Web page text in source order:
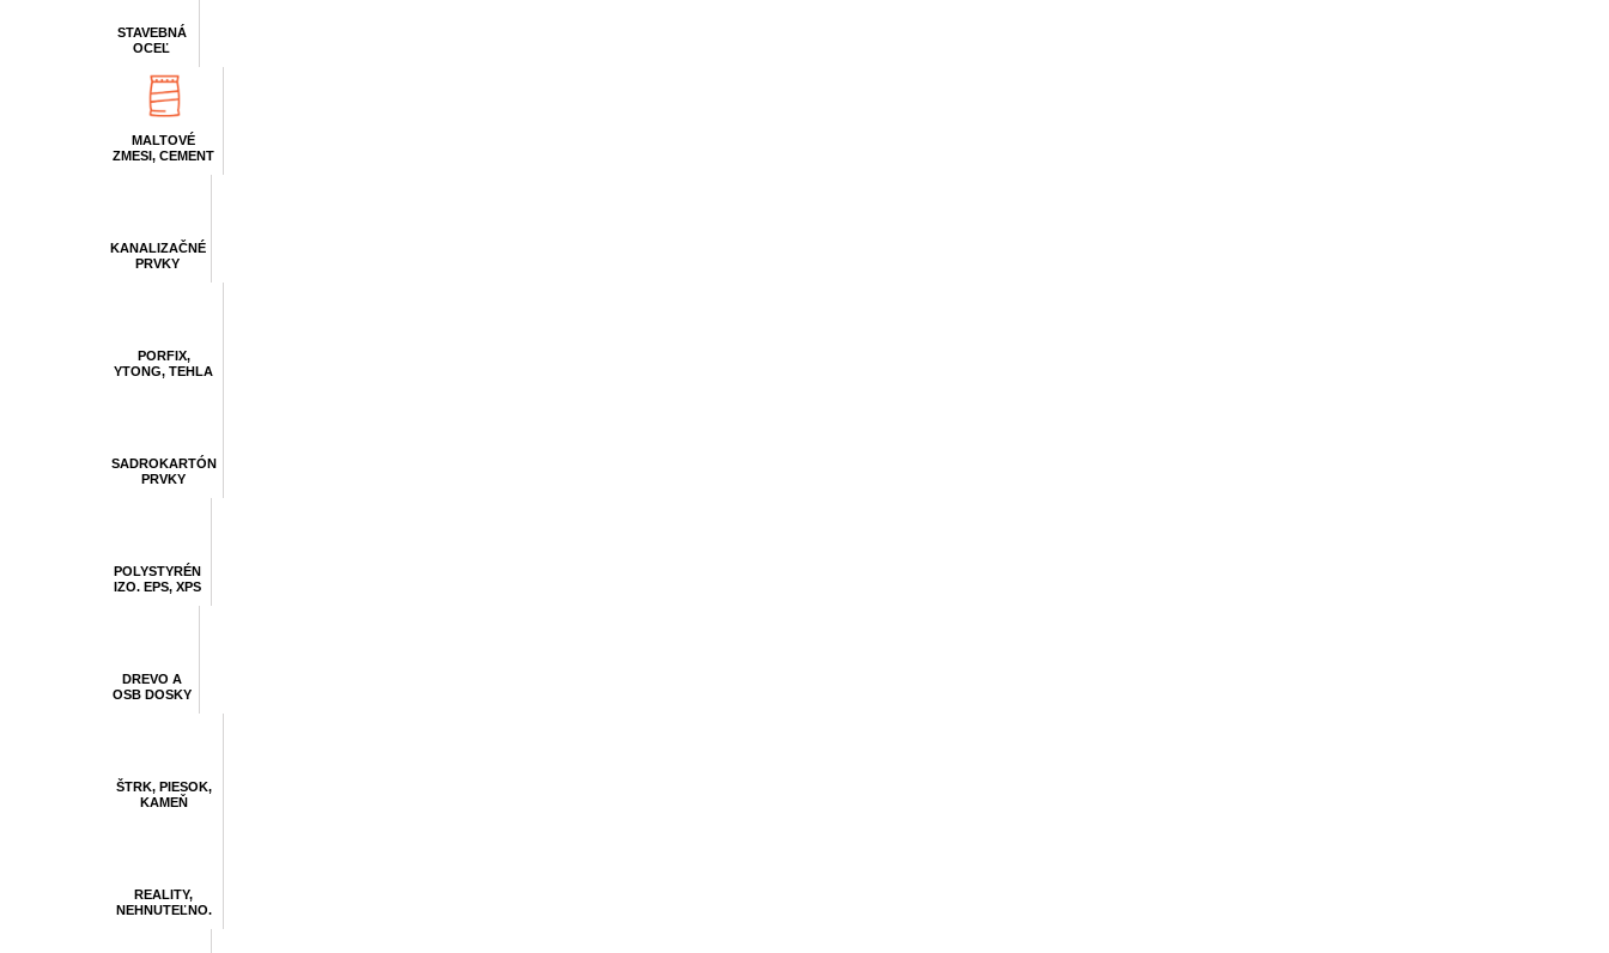
STAVEBNÁ
OCEĽ
MALTOVÉ
ZMESI, CEMENT
KANALIZAČNÉ
PRVKY
PORFIX,
YTONG, TEHLA
SADROKARTÓN
PRVKY
POLYSTYRÉN
IZO. EPS, XPS
DREVO A
OSB DOSKY
ŠTRK, PIESOK,
KAMEŇ
REALITY,
NEHNUTEĽNO.